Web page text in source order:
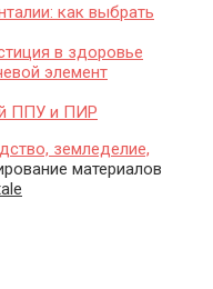
как выбрать
в здоровье
элемент
ППУ и ПИР
земледелие,
материалов